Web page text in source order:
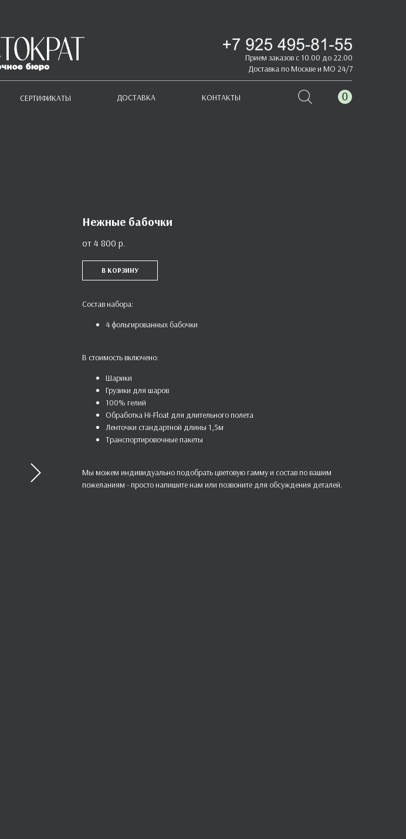
ДОСТАВКА КОНТАКТЫ
СЕРТИФИКАТЫ 0
Доставка по Москве и МО 24/7
Прием заказов с 10.00 до 22.00
Нежные бабочки
4 800 р.
В КОРЗИНУ
Состав набора:
4 фольгированных бабочки
В стоимость включено:
Шарики
Грузики для шаров
100% гелий
Обработка Hi-Float для длительного полета
Ленточки стандартной длины 1,5м
Транспортировочные пакеты
Мы можем индивидуально подобрать цветовую гамму и состав по вашим
пожеланиям - просто напишите нам или позвоните для обсуждения деталей.